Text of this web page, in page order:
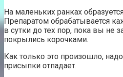
На маленьких ранках
Препаратом обрабатывается
в сутки до тех пор, пока вы не
покрылись корочками.
Как только это произошло,
присыпки отпадает.